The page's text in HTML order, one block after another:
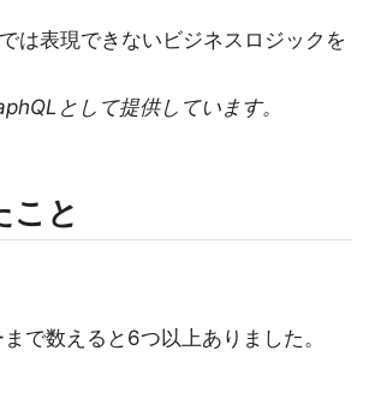
は表現できないビジネスロジックを
として提供しています。
こと
で数えると6つ以上ありました。